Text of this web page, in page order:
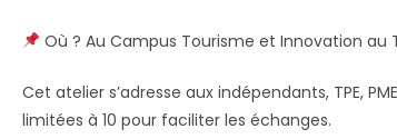
Où ? Au Campus Tourisme et Innovation au
Cet atelier s’adresse aux indépendants, TPE,
limitées à 10 pour faciliter les échanges.